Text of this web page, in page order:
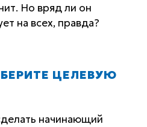
Но вряд ли он
на всех, правда?
ЦЕЛЕВУЮ
начинающий